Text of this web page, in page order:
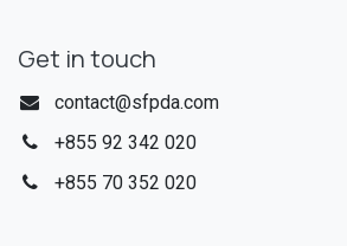
Get in touch
contact@sfpda.com
+855 92 342 020​
+855 70 352 020